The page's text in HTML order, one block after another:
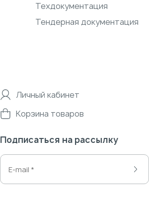
Техдокументация
Тендерная документация
Личный кабинет
Корзина товаров
Подписаться на рассылку